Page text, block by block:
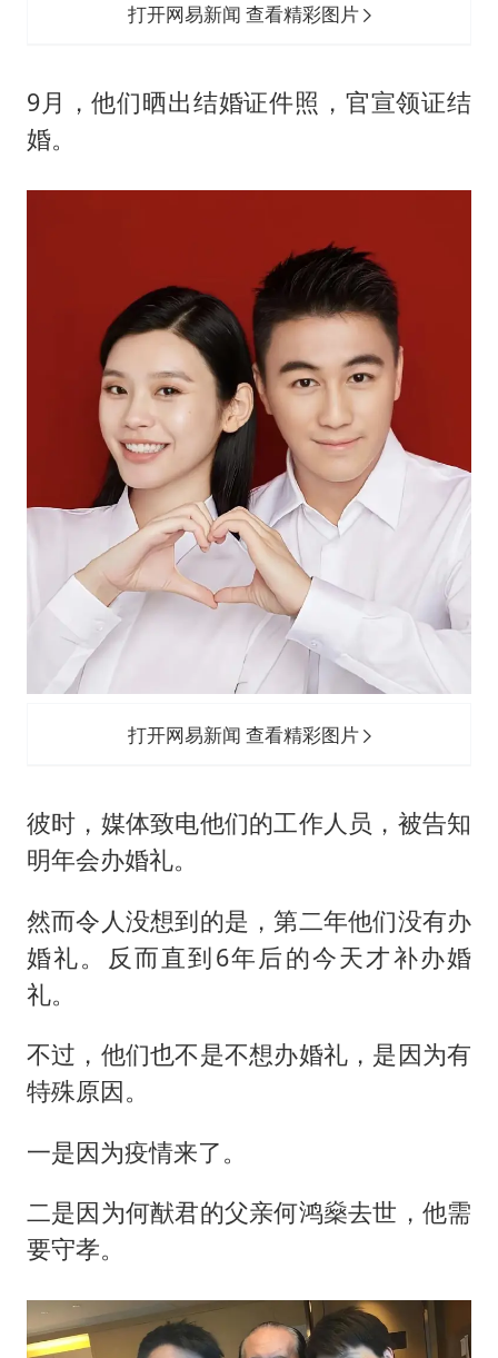
打开网易新闻 查看精彩图片
9月，他们晒出结婚证件照，官宣领证结
婚。
打开网易新闻 查看精彩图片
彼时，媒体致电他们的工作人员，被告知
明年会办婚礼。
然而令人没想到的是，第二年他们没有办
婚礼。反而直到6年后的今天才补办婚
礼。
不过，他们也不是不想办婚礼，是因为有
特殊原因。
一是因为疫情来了。
二是因为何猷君的父亲何鸿燊去世，他需
要守孝。